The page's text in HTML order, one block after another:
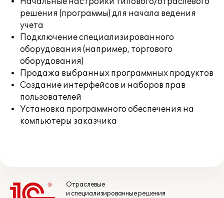
решения (программы) для начала ведения
учета
Подключение специализированного
оборудования (например, торгового
оборудования)
Продажа выбранных программных продуктов
Создание интерфейсов и наборов прав
пользователей
Установка программного обеспечения на
компьютеры заказчика
Отраслевые
и специализированные решения